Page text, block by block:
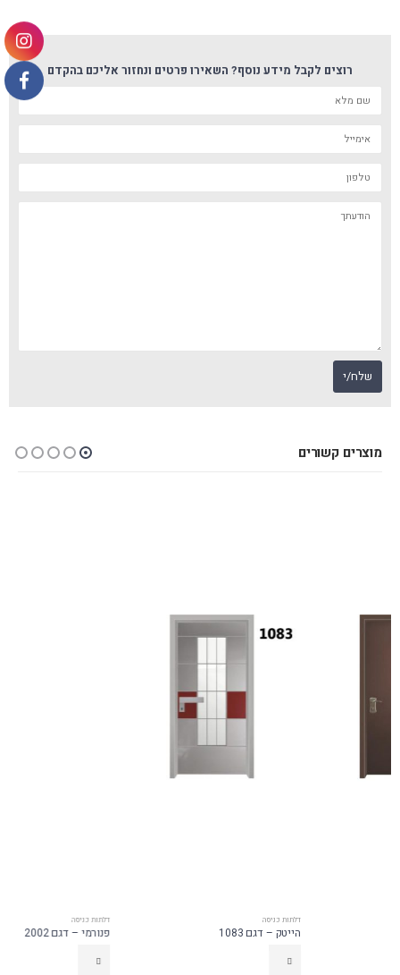
רוצים לקבל מידע נוסף? השאירו פרטים ונחזור אליכם בהקדם
מוצרים קשורים